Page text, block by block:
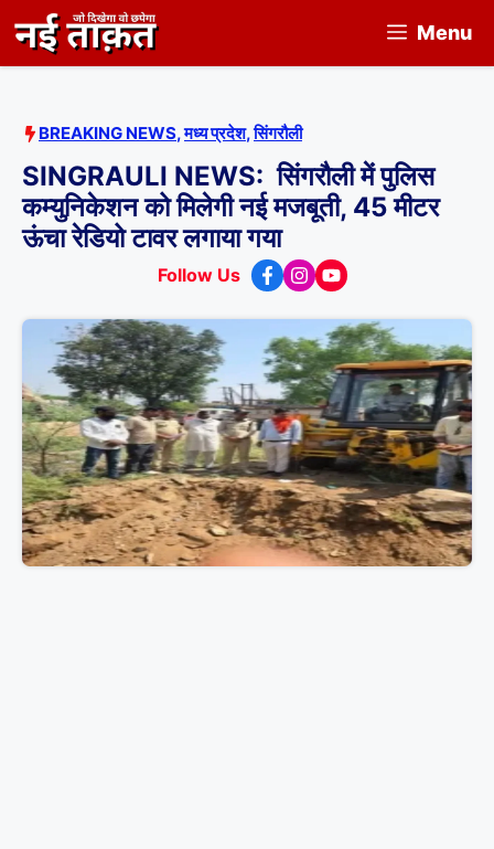
to
content
Menu
BREAKING NEWS,मध्य प्रदेश,सिंगरौली
SINGRAULI NEWS: सिंगरौली में पुलिस
कम्युनिकेशन को मिलेगी नई मजबूती, 45 मीटर
ऊंचा रेडियो टावर लगाया गया
Follow Us